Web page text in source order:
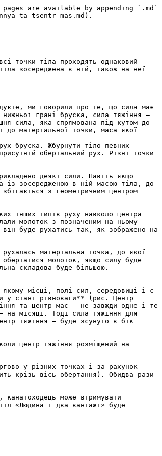
are available by appending `.md`
точки тiла проходять однаковий
зосереджена в нiй, також на неї
ми говорили про те, що сила має
гранi бруска, сила тяжiння –
сила, яка спрямована пiд кутом до
до матерiальної точки, маса якої
бруска. Жбурнути тiло певних
обертальний рух. Рiзнi точки
із зосередженою в нiй масою тiла, до
з геометричним центром
iнших типiв руху навколо центра
молоток з позначеним на ньому
буде рухатись так, як зображено на
матерiальна точка, до якої
молоток, якщо силу буде
складова буде бiльшою.
якому мiсцi, полi сил, середовищi i є
у станi рiвноваги** (рис. Центр
та центр мас – не завжди одне i те
– на мiсяцi. Тодi сила тяжiння для
тяжiння – буде зсунуто в бiк
центр тяжіння розміщений на
у рiзних точках i за рахунок
крiзь вiсь обертання). Обидва рази
може втримувати
«Людина i два вантажi» буде